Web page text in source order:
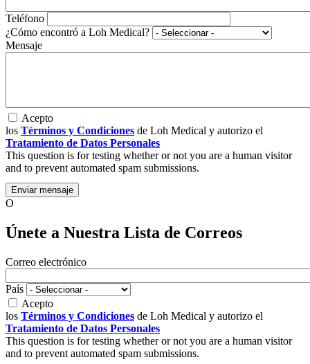
Teléfono
¿Cómo encontró a Loh Medical?
Mensaje
Acepto
los Términos y Condiciones de Loh Medical y autorizo el
Tratamiento de Datos Personales
This question is for testing whether or not you are a human visitor
and to prevent automated spam submissions.
O
Únete a Nuestra Lista de Correos
Correo electrónico
País
Acepto
los Términos y Condiciones de Loh Medical y autorizo el
Tratamiento de Datos Personales
This question is for testing whether or not you are a human visitor
and to prevent automated spam submissions.